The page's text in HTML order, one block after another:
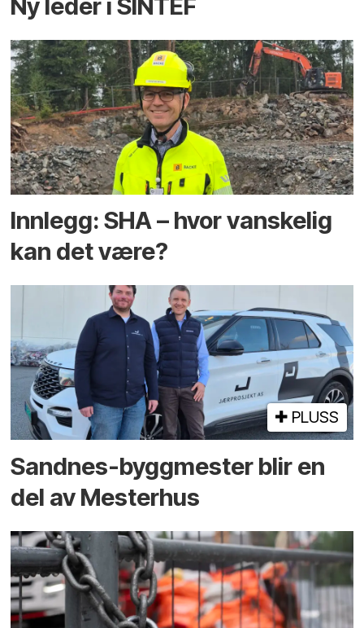
Ny leder i SINTEF
Innlegg: SHA – hvor vanskelig
kan det være?
PLUSS
Sandnes-byggmester blir en
del av Mesterhus